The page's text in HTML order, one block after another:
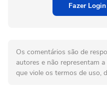
Fazer
Os comentários são de
autores e não representam
que viole os termos de uso,